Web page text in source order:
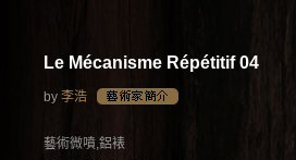
Le Mécanisme Répétitif 04
by 李浩
藝術微噴,鋁裱